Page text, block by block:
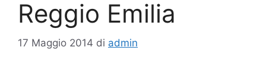
Reggio Emilia
17 Maggio 2014 di admin